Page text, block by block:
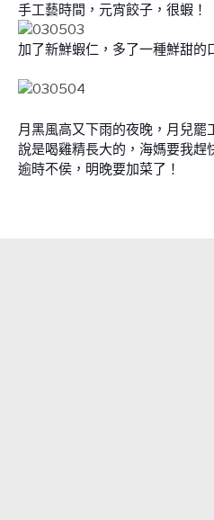
手工藝時間，元宵餃子，很蝦！
加了新鮮蝦仁，多了一種鮮甜的
月黑風高又下雨的夜晚，月兒
說是喝雞精長大的，海媽要我趕
逾時不侯，明晚要加菜了！